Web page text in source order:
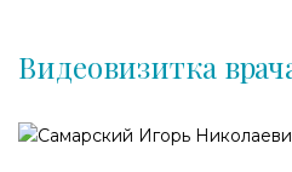
Видеовизитка